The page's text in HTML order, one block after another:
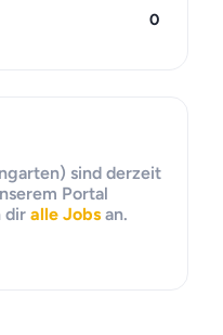
0
sind derzeit
Portal
dir alle Jobsan.